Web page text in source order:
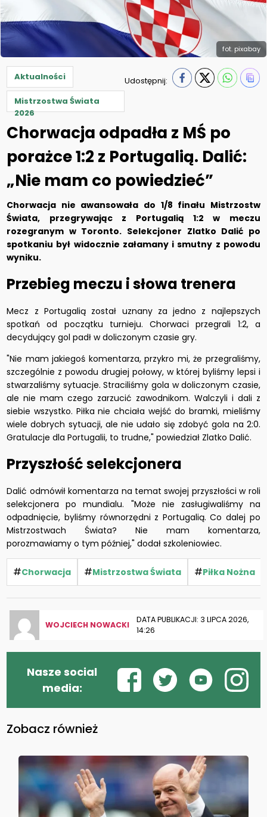
fot. pixabay
Aktualności
Mistrzostwa Świata
2026
Udostępnij:
Chorwacja odpadła z MŚ po
porażce 1:2 z Portugalią. Dalić:
„Nie mam co powiedzieć”
Chorwacja nie awansowała do 1/8 finału Mistrzostw
Świata, przegrywając z Portugalią 1:2 w meczu
rozegranym w Toronto. Selekcjoner Zlatko Dalić po
spotkaniu był widocznie załamany i smutny z powodu
wyniku.
Przebieg meczu i słowa trenera
Mecz z Portugalią został uznany za jedno z najlepszych
spotkań od początku turnieju. Chorwaci przegrali 1:2, a
decydujący gol padł w doliczonym czasie gry.
"Nie mam jakiegoś komentarza, przykro mi, że przegraliśmy,
szczególnie z powodu drugiej połowy, w której byliśmy lepsi i
stwarzaliśmy sytuacje. Straciliśmy gola w doliczonym czasie,
ale nie mam czego zarzucić zawodnikom. Walczyli i dali z
siebie wszystko. Piłka nie chciała wejść do bramki, mieliśmy
wiele dobrych sytuacji, ale nie udało się zdobyć gola na 2:0.
Gratulacje dla Portugalii, to trudne," powiedział Zlatko Dalić.
Przyszłość selekcjonera
Dalić odmówił komentarza na temat swojej przyszłości w roli
selekcjonera po mundialu. "Może nie zasługiwaliśmy na
odpadnięcie, byliśmy równorzędni z Portugalią. Co dalej po
Mistrzostwach Świata? Nie mam komentarza,
porozmawiamy o tym później," dodał szkoleniowiec.
#Chorwacja #Mistrzostwa Świata #Piłka Nożna
WOJCIECH NOWACKI
DATA PUBLIKACJI: 3 LIPCA 2026,
14:26
Nasze social
media:
Zobacz również